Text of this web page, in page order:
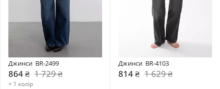
Джинси  BR-2499
864 ₴ 1 729 ₴
+ 1 колір
Джинси  BR-4103
814 ₴ 1 629 ₴